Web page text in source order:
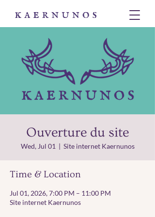
Ouverture du site
Wed, Jul 01
  |
Site internet Kaernunos
Time & Location
Jul 01, 2026, 7:00 PM – 11:00 PM
Site internet Kaernunos